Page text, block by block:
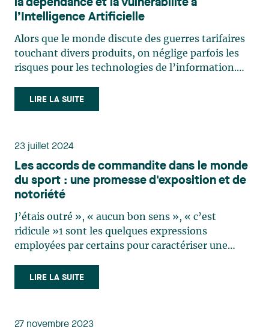
la dépendance et la vulnérabilité à
l’Intelligence Artificielle
Alors que le monde discute des guerres tarifaires
touchant divers produits, on néglige parfois les
risques pour les technologies de l’information.
l’intelligence artificielle pour la prestation de
leurs services. Plus particulièrement, l’usage
LIRE LA SUITE
23 juillet 2024
Les accords de commandite dans le monde
du sport : une promesse d'exposition et de
notoriété
J’étais outré », « aucun bon sens », « c’est
ridicule »1 sont les quelques expressions
employées par certains pour caractériser une
club de soccer Al Hilal, basé en Arabie Saoudite.
Signée en août 2023, cette clause prévoirait une
LIRE LA SUITE
27 novembre 2023